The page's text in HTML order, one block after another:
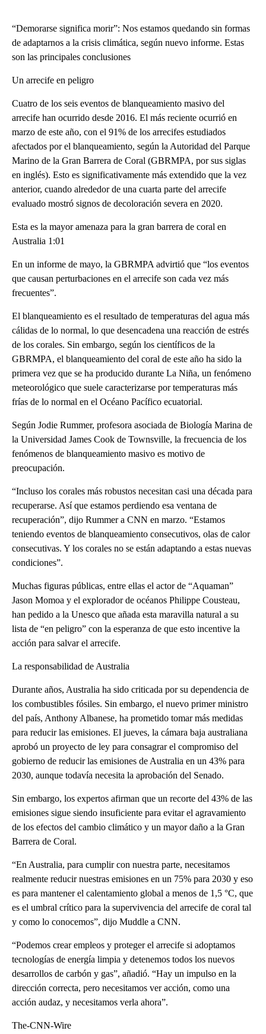
“Demorarse significa morir”: Nos estamos quedando sin formas
de adaptarnos a la crisis climática, según nuevo informe. Estas
son las principales conclusiones
Un arrecife en peligro
Cuatro de los seis eventos de blanqueamiento masivo del
arrecife han ocurrido desde 2016. El más reciente ocurrió en
marzo de este año, con el 91% de los arrecifes estudiados
afectados por el blanqueamiento, según la Autoridad del Parque
Marino de la Gran Barrera de Coral (GBRMPA, por sus siglas
en inglés). Esto es significativamente más extendido que la vez
anterior, cuando alrededor de una cuarta parte del arrecife
evaluado mostró signos de decoloración severa en 2020.
Esta es la mayor amenaza para la gran barrera de coral en
Australia 1:01
En un informe de mayo, la GBRMPA advirtió que “los eventos
que causan perturbaciones en el arrecife son cada vez más
frecuentes”.
El blanqueamiento es el resultado de temperaturas del agua más
cálidas de lo normal, lo que desencadena una reacción de estrés
de los corales. Sin embargo, según los científicos de la
GBRMPA, el blanqueamiento del coral de este año ha sido la
primera vez que se ha producido durante La Niña, un fenómeno
meteorológico que suele caracterizarse por temperaturas más
frías de lo normal en el Océano Pacífico ecuatorial.
Según Jodie Rummer, profesora asociada de Biología Marina de
la Universidad James Cook de Townsville, la frecuencia de los
fenómenos de blanqueamiento masivo es motivo de
preocupación.
“Incluso los corales más robustos necesitan casi una década para
recuperarse. Así que estamos perdiendo esa ventana de
recuperación”, dijo Rummer a CNN en marzo. “Estamos
teniendo eventos de blanqueamiento consecutivos, olas de calor
consecutivas. Y los corales no se están adaptando a estas nuevas
condiciones”.
Muchas figuras públicas, entre ellas el actor de “Aquaman”
Jason Momoa y el explorador de océanos Philippe Cousteau,
han pedido a la Unesco que añada esta maravilla natural a su
lista de “en peligro” con la esperanza de que esto incentive la
acción para salvar el arrecife.
La responsabilidad de Australia
Durante años, Australia ha sido criticada por su dependencia de
los combustibles fósiles. Sin embargo, el nuevo primer ministro
del país, Anthony Albanese, ha prometido tomar más medidas
para reducir las emisiones. El jueves, la cámara baja australiana
aprobó un proyecto de ley para consagrar el compromiso del
gobierno de reducir las emisiones de Australia en un 43% para
2030, aunque todavía necesita la aprobación del Senado.
Sin embargo, los expertos afirman que un recorte del 43% de las
emisiones sigue siendo insuficiente para evitar el agravamiento
de los efectos del cambio climático y un mayor daño a la Gran
Barrera de Coral.
“En Australia, para cumplir con nuestra parte, necesitamos
realmente reducir nuestras emisiones en un 75% para 2030 y eso
es para mantener el calentamiento global a menos de 1,5 °C, que
es el umbral crítico para la supervivencia del arrecife de coral tal
y como lo conocemos”, dijo Muddle a CNN.
“Podemos crear empleos y proteger el arrecife si adoptamos
tecnologías de energía limpia y detenemos todos los nuevos
desarrollos de carbón y gas”, añadió. “Hay un impulso en la
dirección correcta, pero necesitamos ver acción, como una
acción audaz, y necesitamos verla ahora”.
The-CNN-Wire